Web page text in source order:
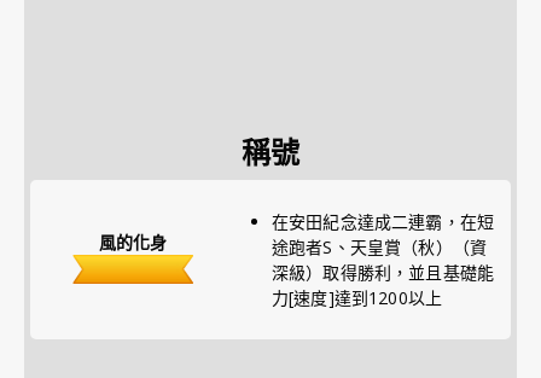
稱號
風的化身
在安田紀念達成二連霸，在短
途跑者S、天皇賞（秋）（資
深級）取得勝利，並且基礎能
力[速度]達到1200以上